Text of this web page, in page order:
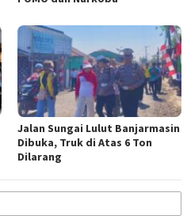
Jalan Sungai Lulut Banjarmasin
Dibuka, Truk di Atas 6 Ton
Dilarang